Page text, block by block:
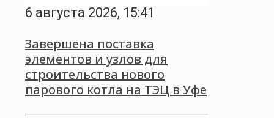
6 августа 2026, 15:41
Завершена поставка
элементов и узлов для
строительства нового
парового котла на ТЭЦ в Уфе